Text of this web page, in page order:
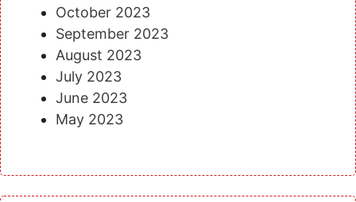
October 2023
September 2023
August 2023
July 2023
June 2023
May 2023